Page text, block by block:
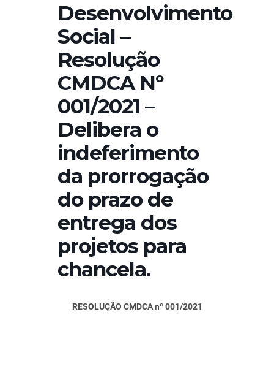
Desenvolvimento
Social –
Resolução
CMDCA Nº
001/2021 –
Delibera o
indeferimento
da prorrogação
do prazo de
entrega dos
projetos para
chancela.
RESOLUÇÃO CMDCA nº 001/2021